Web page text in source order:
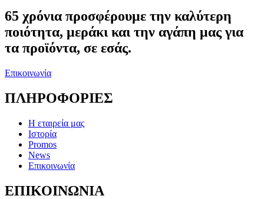
65 χρόνια προσφέρουμε την καλύτερη
ποιότητα, μεράκι και την αγάπη μας για
τα προϊόντα, σε εσάς.
Επικοινωνία
ΠΛΗΡΟΦΟΡΙΕΣ
Η εταιρεία μας
Ιστορία
Promos
News
Επικοινωνία
ΕΠΙΚΟΙΝΩΝΙΑ